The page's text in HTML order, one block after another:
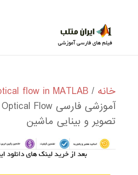
خانه /
flow in MATLAB
تصویر و بینایی ماشین